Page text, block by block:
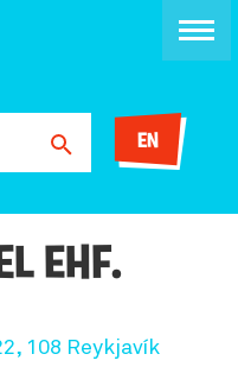
EN
EHF.
108 Reykjavík